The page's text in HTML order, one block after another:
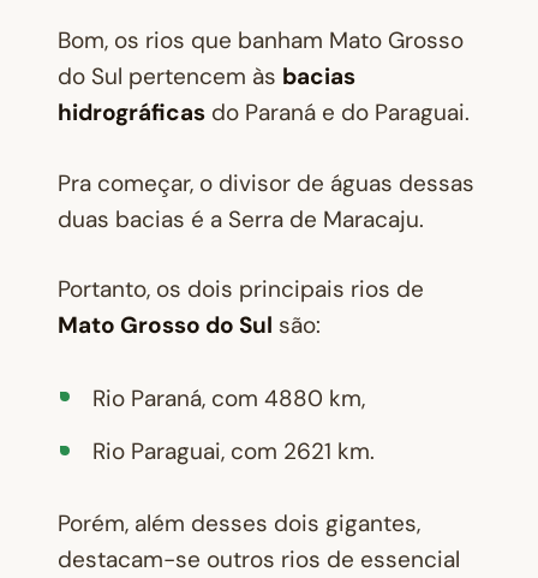
Bom, os rios que banham Mato Grosso
do Sul pertencem às bacias
hidrográficas do Paraná e do Paraguai.
Pra começar, o divisor de águas dessas
duas bacias é a Serra de Maracaju.
Portanto, os dois principais rios de
Mato Grosso do Sul são:
Rio Paraná, com 4880 km,
Rio Paraguai, com 2621 km.
Porém, além desses dois gigantes,
destacam-se outros rios de essencial